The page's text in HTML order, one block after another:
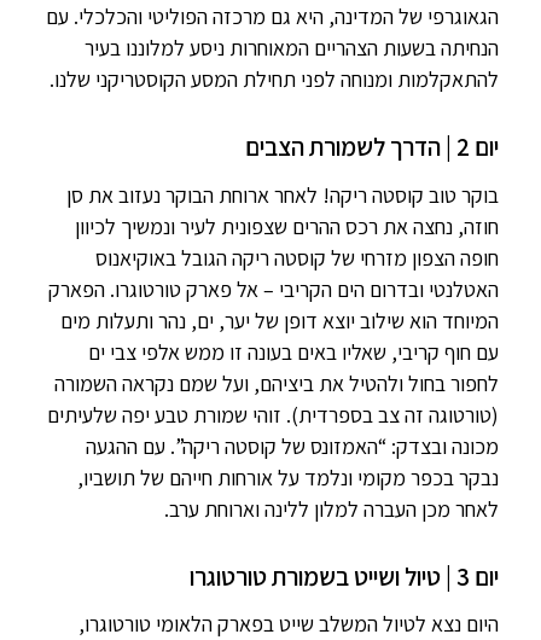
הגאוגרפי של המדינה, היא גם מרכזה הפוליטי והכלכלי. עם
הנחיתה בשעות הצהריים המאוחרות ניסע למלוננו בעיר
להתאקלמות ומנוחה לפני תחילת המסע הקוסטריקני שלנו.
יום 2 | הדרך לשמורת הצבים
בוקר טוב קוסטה ריקה! לאחר ארוחת הבוקר נעזוב את סן
חוזה, נחצה את רכס ההרים שצפונית לעיר ונמשיך לכיוון
חופה הצפון מזרחי של קוסטה ריקה הגובל באוקיאנוס
האטלנטי ובדרום הים הקריבי – אל פארק טורטוגרו. הפארק
המיוחד הוא שילוב יוצא דופן של יער, ים, נהר ותעלות מים
עם חוף קריבי, שאליו באים בעונה זו ממש אלפי צבי ים
לחפור בחול ולהטיל את ביציהם, ועל שמם נקראה השמורה
(טורטוגה זה צב בספרדית). זוהי שמורת טבע יפה שלעיתים
מכונה ובצדק: “האמזונס של קוסטה ריקה”. עם ההגעה
נבקר בכפר מקומי ונלמד על אורחות חייהם של תושביו,
לאחר מכן העברה למלון ללינה וארוחת ערב.
יום 3 | טיול ושייט בשמורת טורטוגרו
היום נצא לטיול המשלב שייט בפארק הלאומי טורטוגרו,